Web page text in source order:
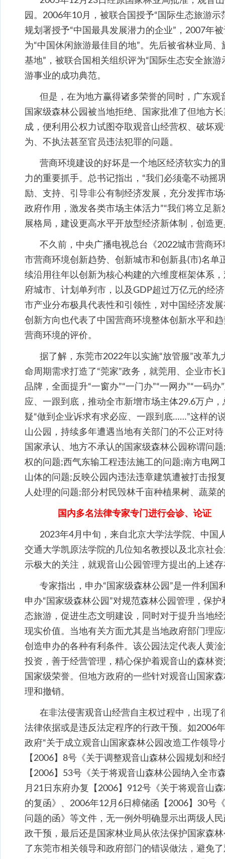
园。2006年10月，被联合国授予“国际生态旅游
规划署授予“中国最具发展潜力的企业”，2007年
为“中国休闲旅游最佳目的地”。先后被省林业局
基地”，被联合国相关组织评为“国际生态安全旅
游事业的成功典范。
但是，在为地方赢得诸多荣誉的同时，广东
国家级森林公园被当地拒绝、国家批准了但地方
成，便利用公权力试图夺取观音山经营权、破坏
为、不执法甚至官员违法犯罪的问题。
营商环境建设的好坏是一个地区经济软实力
力的重要抓手。总书记指出，“我们必须毫不动摇
励、支持、引导非公有制经济发展，充分发挥市
政府作用，激发各类市场主体活力”“我们将立足
展格局，建设更高水平开放型经济新体制，创造
不久前，中央广播电视总台《2022城市营商
市营商环境创新趋势、创新城市和创新县(市)名
续沿用往年以创新为核心构建的六维度框架体系
府城市、计划单列市，以及GDP超过万亿元的经
市产业分布极具代表性和引领性，对中国经济发
创新方向也代表了中国营商环境整体创新水平和
营商环境的评价。
据了解，东莞市2022年以实施“放管服”改革
命周期需求打造了“莞家”政务，就莞用、企业市
品牌，全面提升“一窗办”“一门办”“一网办”“一码
应、一跟到底，推动全市新增市场主体29.6万户
疑“做到企业诉求有求必应、一跟到底……”这样的
山公园，持续多年遭遇当地有关部门的不公正对
国家承认、地方不承认的国家级森林公园称谓问
权的问题;西气东输工程违法施工的问题;南方电网
山体的问题;反映公园内违法违章建筑遭被打击报
人处理的问题;部分村民毁林千亩种植果树、蔬菜
国内多名法律专家专门进行会诊、论证
2023年4月中旬，来自北京大学法学院、中国
交通大学凯原法学院的几位知名教授以及北京社
示极大的关注，就观音山公园管理方提出的上述
专家指出，申办“国家级森林公园”是一件利国
申办“国家级森林公园”对规范森林公园管理，保
态旅游，促进生态文明建设，同时对于提升当地
现实价值。当地有关方面尤其是当地政府部门理
创造申办的各种有利条件。该公园法定代表人黄
投资，善于经营管理，精心保护着观音山的森林
国家级荣誉。但地方政府的一些针对观音山国家
理和撤销。
在非法侵害观音山经营自主权过程中，出现
法律依据或是违反法定程序的行政干预。如2006
政府“关于成立观音山国家森林公园改造工作领导
【2006】8号《关于调整观音山森林公园规划和
【2006】53号《关于将观音山森林公园纳入全市
月21日东府办复【2006】912号《关于将观音山
的复函》、2006年12月6日樟储函【2006】30号
问题的函》等文件，无一例外明确显示出两级人
政干预，最后还是国家林业局从依法保护国家森
了东莞市相关领导和政府部门的错误做法，避免